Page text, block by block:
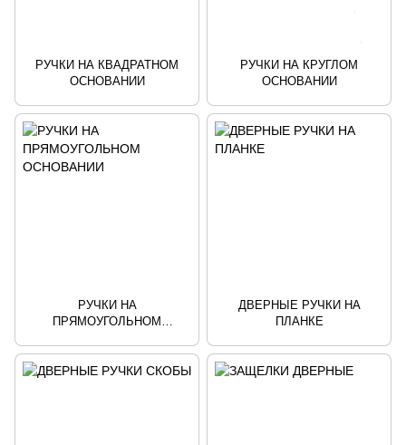
РУЧКИ НА КВАДРАТНОМ
ОСНОВАНИИ
РУЧКИ НА КРУГЛОМ
ОСНОВАНИИ
РУЧКИ НА
ПРЯМОУГОЛЬНОМ
ДВЕРНЫЕ РУЧКИ НА
ПЛАНКЕ